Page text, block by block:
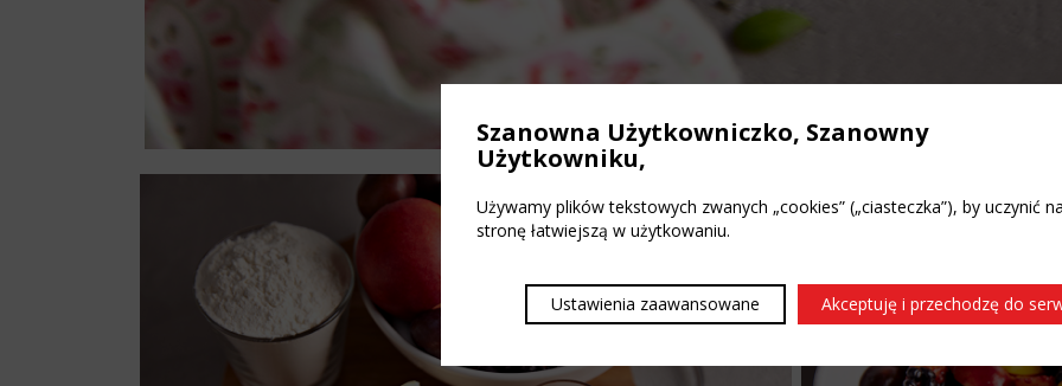
Szanowna Użytkowniczko, Szanowny
Użytkowniku,
Używamy plików tekstowych zwanych „cookies” („ciasteczka”), by uczynić
stronę łatwiejszą w użytkowaniu.
Ustawienia zaawansowane Akceptuję i przechodzę do